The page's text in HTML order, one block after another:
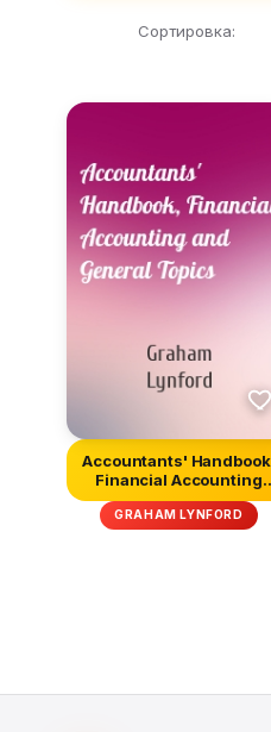
Сортировка:
Accountants' Handbook,
Financial Accounting
and Ge...
GRAHAM LYNFORD